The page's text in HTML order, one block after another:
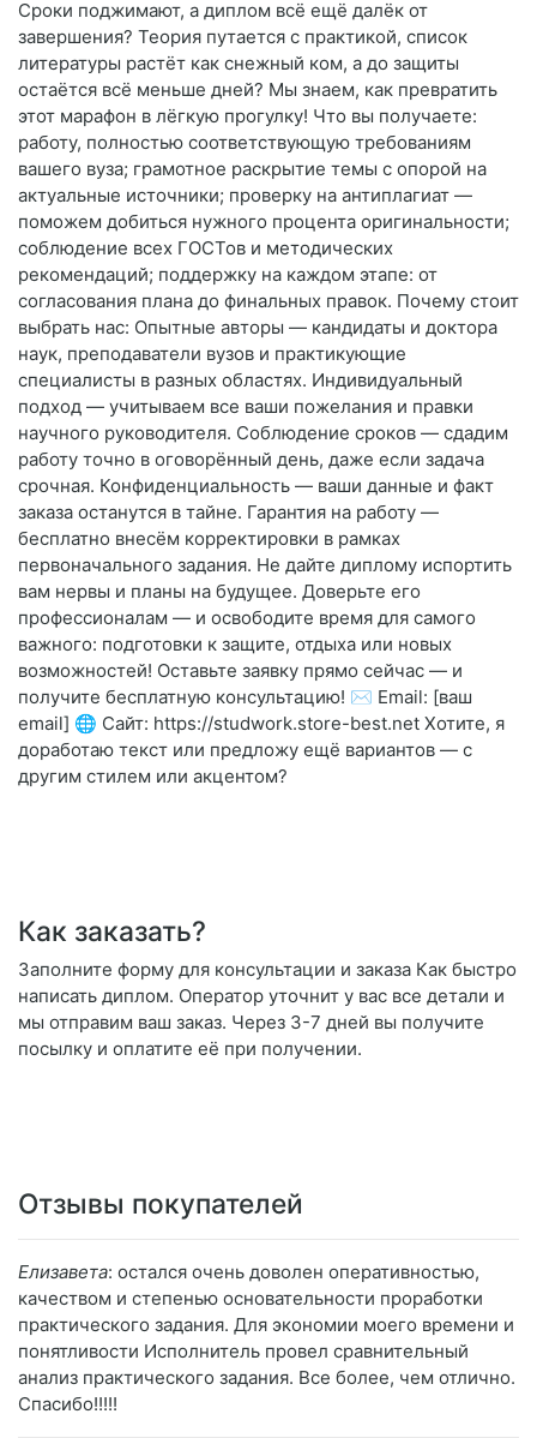
Сроки поджимают, а диплом всё ещё далёк от
завершения? Теория путается с практикой, список
литературы растёт как снежный ком, а до защиты
остаётся всё меньше дней? Мы знаем, как превратить
этот марафон в лёгкую прогулку! Что вы получаете:
работу, полностью соответствующую требованиям
вашего вуза; грамотное раскрытие темы с опорой на
актуальные источники; проверку на антиплагиат —
поможем добиться нужного процента оригинальности;
соблюдение всех ГОСТов и методических
рекомендаций; поддержку на каждом этапе: от
согласования плана до финальных правок. Почему стоит
выбрать нас: Опытные авторы — кандидаты и доктора
наук, преподаватели вузов и практикующие
специалисты в разных областях. Индивидуальный
подход — учитываем все ваши пожелания и правки
научного руководителя. Соблюдение сроков — сдадим
работу точно в оговорённый день, даже если задача
срочная. Конфиденциальность — ваши данные и факт
заказа останутся в тайне. Гарантия на работу —
бесплатно внесём корректировки в рамках
первоначального задания. Не дайте диплому испортить
вам нервы и планы на будущее. Доверьте его
профессионалам — и освободите время для самого
важного: подготовки к защите, отдыха или новых
возможностей! Оставьте заявку прямо сейчас — и
получите бесплатную консультацию! ✉️ Email: [ваш
email] 🌐 Сайт: https://studwork.store-best.net Хотите, я
доработаю текст или предложу ещё вариантов — с
другим стилем или акцентом?
Как заказать?
Заполните форму для консультации и заказа Как быстро
написать диплом. Оператор уточнит у вас все детали и
мы отправим ваш заказ. Через 3-7 дней вы получите
посылку и оплатите её при получении.
Отзывы покупателей
Елизавета: остался очень доволен оперативностью,
качеством и степенью основательности проработки
практического задания. Для экономии моего времени и
понятливости Исполнитель провел сравнительный
анализ практического задания. Все более, чем отлично.
Спасибо!!!!!